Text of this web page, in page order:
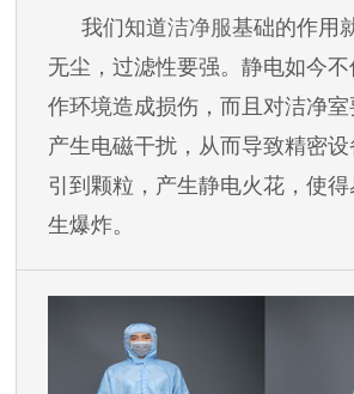
我们知道洁净服基础的作用
无尘，过滤性要强。静电如今
作环境造成损伤，而且对洁净室
产生电磁干扰，从而导致精密
引到颗粒，产生静电火花，使
生爆炸。